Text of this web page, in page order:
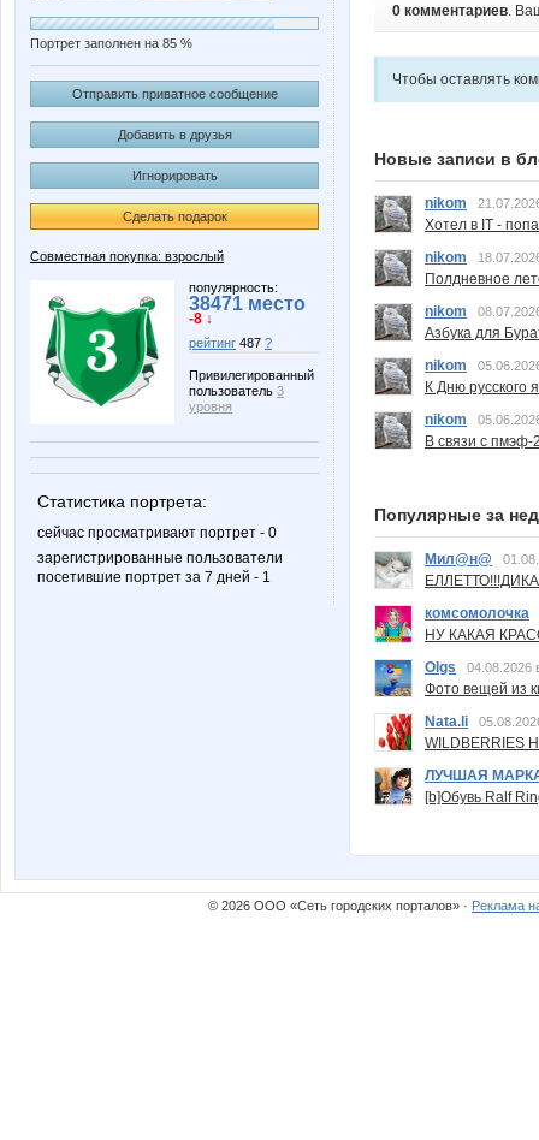
Портрет заполнен на 85 %
Отправить приватное сообщение
Добавить в друзья
Игнорировать
Сделать подарок
Совместная покупка: взрослый
популярность:
38471 место
-8 ↓
рейтинг 487 ?
Привилегированный
пользователь 3
уровня
Статистика портрета:
сейчас просматривают портрет - 0
зарегистрированные пользователи
посетившие портрет за 7 дней - 1
0 комментариев.
Чтобы оставлять
Новые записи в
nikom
Хотел в IT -
nikom
Полдневное
nikom
Азбука для
nikom
К Дню русского
nikom
В связи с пмэф-
Популярные за
Мил@н@
комсомолочка
НУ КАКАЯ
Olgs
04.08.2026
Фото вещей из
Nata.li
ЛУЧШАЯ
[b]Обувь Ralf
© 2026 ООО «Сеть городских порталов» · Реклама